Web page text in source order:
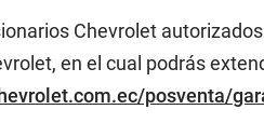
Chevrolet
en el cual podrás
posventa/